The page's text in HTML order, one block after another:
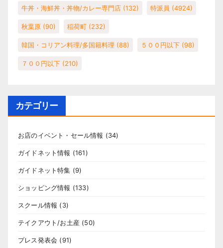
牛丼・海鮮丼・丼物/カレー専門店 (132) 特派員 (4924)
秋葉原 (90) 稲荷町 (232)
韓国・コリアン料理/多国籍料理 (88) ５００円以下 (98)
７００円以下 (210)
カテゴリー
お店のイベント・セール情報 (34)
ガイドネット情報 (161)
ガイドネット特集 (9)
ショッピング情報 (133)
スクール情報 (3)
テイクアウト/お土産 (50)
プレス発表会 (91)